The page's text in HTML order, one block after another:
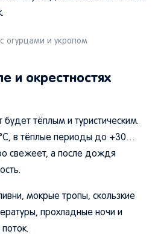
огурцами и укропом
и окрестностях
тёплым и туристическим.
в тёплые периоды до +30…
свежеет, а после дождя
мокрые тропы, скользкие
прохладные ночи и
поток.